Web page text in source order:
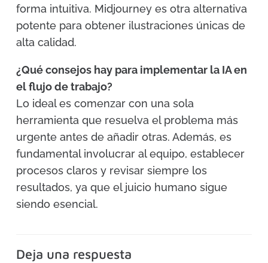
forma intuitiva. Midjourney es otra alternativa
potente para obtener ilustraciones únicas de
alta calidad.
¿Qué consejos hay para implementar la IA en
el flujo de trabajo?
Lo ideal es comenzar con una sola
herramienta que resuelva el problema más
urgente antes de añadir otras. Además, es
fundamental involucrar al equipo, establecer
procesos claros y revisar siempre los
resultados, ya que el juicio humano sigue
siendo esencial.
Deja una respuesta